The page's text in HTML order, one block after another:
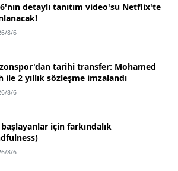
6'nın detaylı tanıtım video'su Netflix'te
8/6
tarihi transfer: Mohamed
ile 2 yıllık sözleşme imzalandı
8/6
için farkındalık
8/6